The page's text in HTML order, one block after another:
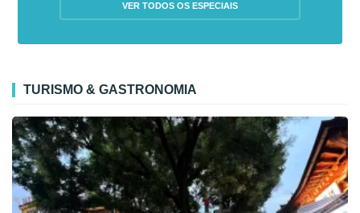
VER TODOS OS ESPECIAIS
TURISMO & GASTRONOMIA